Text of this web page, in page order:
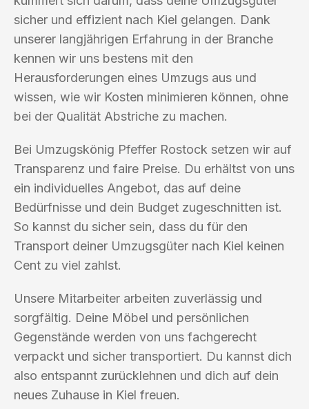
sicher und effizient nach Kiel gelangen. Dank
unserer langjährigen Erfahrung in der Branche
kennen wir uns bestens mit den
Herausforderungen eines Umzugs aus und
wissen, wie wir Kosten minimieren können, ohne
bei der Qualität Abstriche zu machen.
Bei Umzugskönig Pfeffer Rostock setzen wir auf
Transparenz und faire Preise. Du erhältst von uns
ein individuelles Angebot, das auf deine
Bedürfnisse und dein Budget zugeschnitten ist.
So kannst du sicher sein, dass du für den
Transport deiner Umzugsgüter nach Kiel keinen
Cent zu viel zahlst.
Unsere Mitarbeiter arbeiten zuverlässig und
sorgfältig. Deine Möbel und persönlichen
Gegenstände werden von uns fachgerecht
verpackt und sicher transportiert. Du kannst dich
also entspannt zurücklehnen und dich auf dein
neues Zuhause in Kiel freuen.